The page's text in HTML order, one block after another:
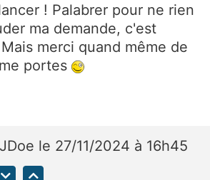
! Palabrer pour ne rien
ma demande, c'est
merci quand même de
portes
JDoe le 27/11/2024 à 16h45